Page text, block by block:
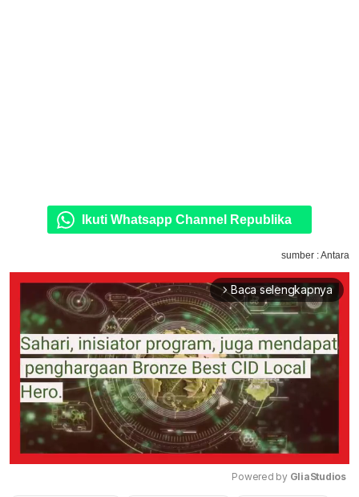
Ikuti Whatsapp Channel Republika
sumber : Antara
arrow_forward_ios Baca selengkapnya
Powered by GliaStudios